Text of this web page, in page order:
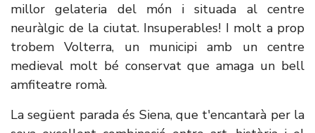
millor gelateria del món i situada al centre
neuràlgic de la ciutat. Insuperables! I molt a prop
trobem Volterra, un municipi amb un centre
medieval molt bé conservat que amaga un bell
amfiteatre romà.
La següent parada és Siena, que t'encantarà per la